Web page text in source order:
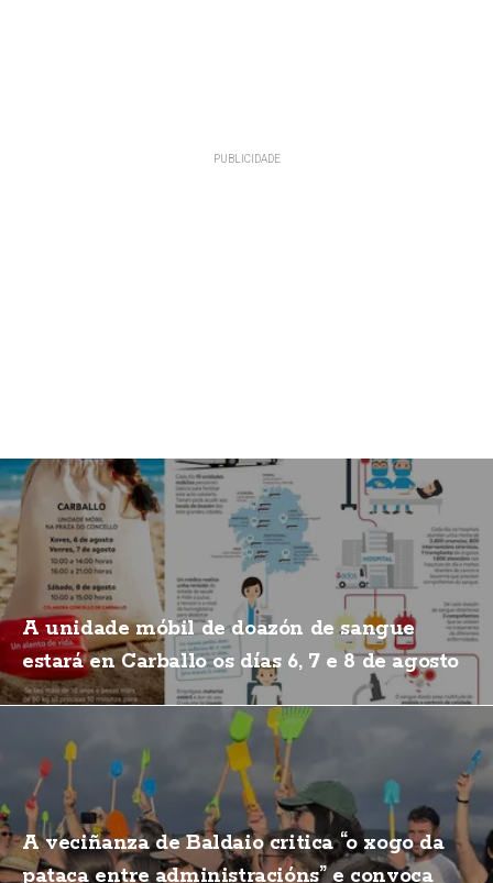
A unidade móbil de doazón de sangue
estará en Carballo os días 6, 7 e 8 de agosto
A veciñanza de Baldaio critica “o xogo da
pataca entre administracións” e convoca